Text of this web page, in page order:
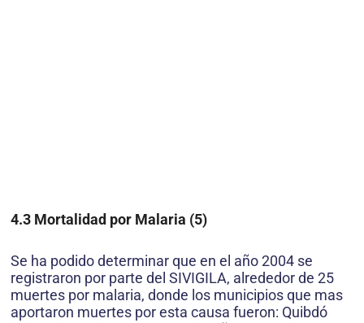
4.3 Mortalidad por Malaria (5)
Se ha podido determinar que en el año 2004 se
registraron por parte del SIVIGILA, alrededor de 25
muertes por malaria, donde los municipios que mas
aportaron muertes por esta causa fueron: Quibdó